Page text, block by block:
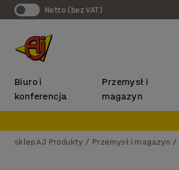
Netto (bez VAT)
Biuro i
konferencja
Przemysł i
magazyn
sklep AJ Produkty Przemysł i magazyn